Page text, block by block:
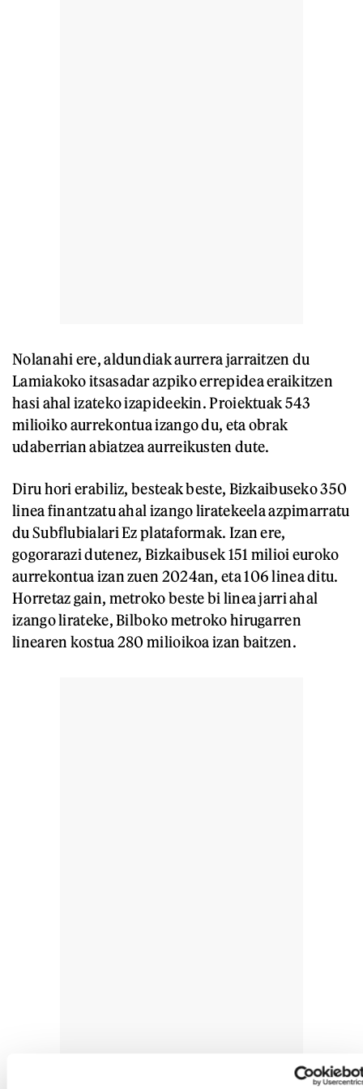
Nolanahi ere, aldundiak aurrera jarraitzen du
Lamiakoko itsasadar azpiko errepidea eraikitzen
hasi ahal izateko izapideekin. Proiektuak 543
milioiko aurrekontua izango du, eta obrak
udaberrian abiatzea aurreikusten dute.
Diru hori erabiliz, besteak beste, Bizkaibuseko 350
linea finantzatu ahal izango liratekeela azpimarratu
du Subflubialari Ez plataformak. Izan ere,
gogorarazi dutenez, Bizkaibusek 151 milioi euroko
aurrekontua izan zuen 2024an, eta 106 linea ditu.
Horretaz gain, metroko beste bi linea jarri ahal
izango lirateke, Bilboko metroko hirugarren
linearen kostua 280 milioikoa izan baitzen.